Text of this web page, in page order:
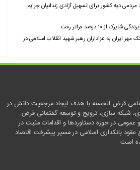
دیه کشور برای تسهیل آزادی زندانیان جرایم
از ۱۰ درصد فراتر رفت
ایران به عزاداران رهبر شهید انقلاب اسلامی در
قرض الحسنه با هدف ایجاد مرجعیت دانش در
شبکه سازی، ترویج و توسعه گفتمانی قرض
در حوزه دستاوردها و اقدامات مثبت در
بانکداری اسلامی در مسیر پیشرفت اقتصاد
است.